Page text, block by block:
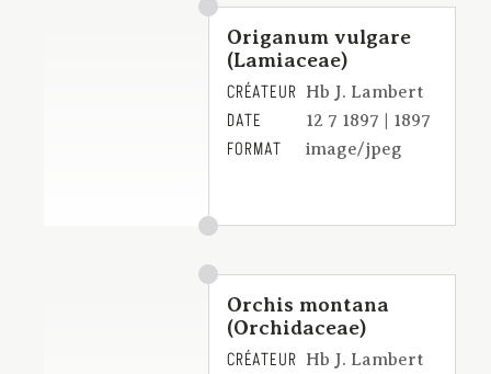
Origanum vulgare
(Lamiaceae)
CRÉATEUR Hb J. Lambert
DATE 12 7 1897 | 1897
FORMAT image/jpeg
Orchis montana
(Orchidaceae)
CRÉATEUR Hb J. Lambert